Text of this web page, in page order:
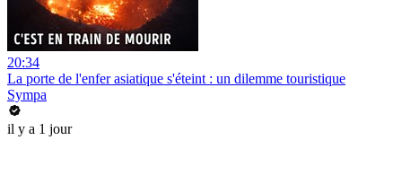
20:34
La porte de l'enfer asiatique s'éteint : un dilemme touristique
Sympa
il y a 1 jour